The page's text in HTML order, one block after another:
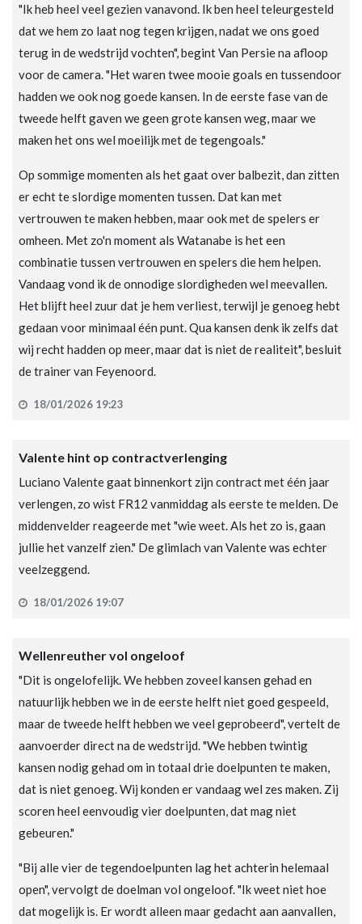
"Ik heb heel veel gezien vanavond. Ik ben heel teleurgesteld
dat we hem zo laat nog tegen krijgen, nadat we ons goed
terug in de wedstrijd vochten", begint Van Persie na afloop
voor de camera. "Het waren twee mooie goals en tussendoor
hadden we ook nog goede kansen. In de eerste fase van de
tweede helft gaven we geen grote kansen weg, maar we
maken het ons wel moeilijk met de tegengoals."
Op sommige momenten als het gaat over balbezit, dan zitten
er echt te slordige momenten tussen. Dat kan met
vertrouwen te maken hebben, maar ook met de spelers er
omheen. Met zo'n moment als Watanabe is het een
combinatie tussen vertrouwen en spelers die hem helpen.
Vandaag vond ik de onnodige slordigheden wel meevallen.
Het blijft heel zuur dat je hem verliest, terwijl je genoeg hebt
gedaan voor minimaal één punt. Qua kansen denk ik zelfs dat
wij recht hadden op meer, maar dat is niet de realiteit", besluit
de trainer van Feyenoord.
18/01/2026 19:23
Valente hint op contractverlenging
Luciano Valente gaat binnenkort zijn contract met één jaar
verlengen, zo wist FR12 vanmiddag als eerste te melden. De
middenvelder reageerde met "wie weet. Als het zo is, gaan
jullie het vanzelf zien." De glimlach van Valente was echter
veelzeggend.
18/01/2026 19:07
Wellenreuther vol ongeloof
"Dit is ongelofelijk. We hebben zoveel kansen gehad en
natuurlijk hebben we in de eerste helft niet goed gespeeld,
maar de tweede helft hebben we veel geprobeerd", vertelt de
aanvoerder direct na de wedstrijd. "We hebben twintig
kansen nodig gehad om in totaal drie doelpunten te maken,
dat is niet genoeg. Wij konden er vandaag wel zes maken. Zij
scoren heel eenvoudig vier doelpunten, dat mag niet
gebeuren."
"Bij alle vier de tegendoelpunten lag het achterin helemaal
open", vervolgt de doelman vol ongeloof. "Ik weet niet hoe
dat mogelijk is. Er wordt alleen maar gedacht aan aanvallen,